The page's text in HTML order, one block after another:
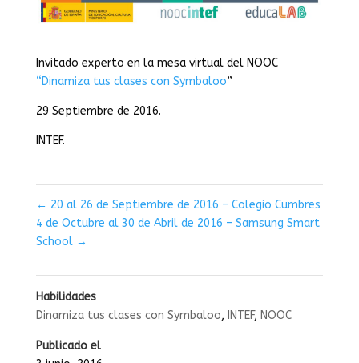
Invitado experto en la mesa virtual del NOOC
“Dinamiza tus clases con Symbaloo”
29 Septiembre de 2016.
INTEF.
← 20 al 26 de Septiembre de 2016 – Colegio Cumbres
4 de Octubre al 30 de Abril de 2016 – Samsung Smart
School →
Habilidades
Dinamiza tus clases con Symbaloo, INTEF, NOOC
Publicado el